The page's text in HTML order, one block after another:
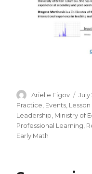
Author
Arielle Figov
on
July
Practice, Events,
Leadership, Ministry of
Professional Learning,
Early Math